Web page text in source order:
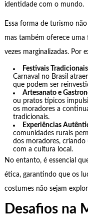
identidade com o mundo.
Essa forma de turismo
mas também oferece
vezes marginalizadas. Por
Festivais Tradicionais
Carnaval no Brasil
que podem ser
Artesanato e
ou pratos típicos
os moradores a
tradicionais.
Experiências
comunidades rurais
dos moradores,
com a cultura local.
No entanto, é essencial
ética, garantindo que os
costumes não sejam
Desafios na